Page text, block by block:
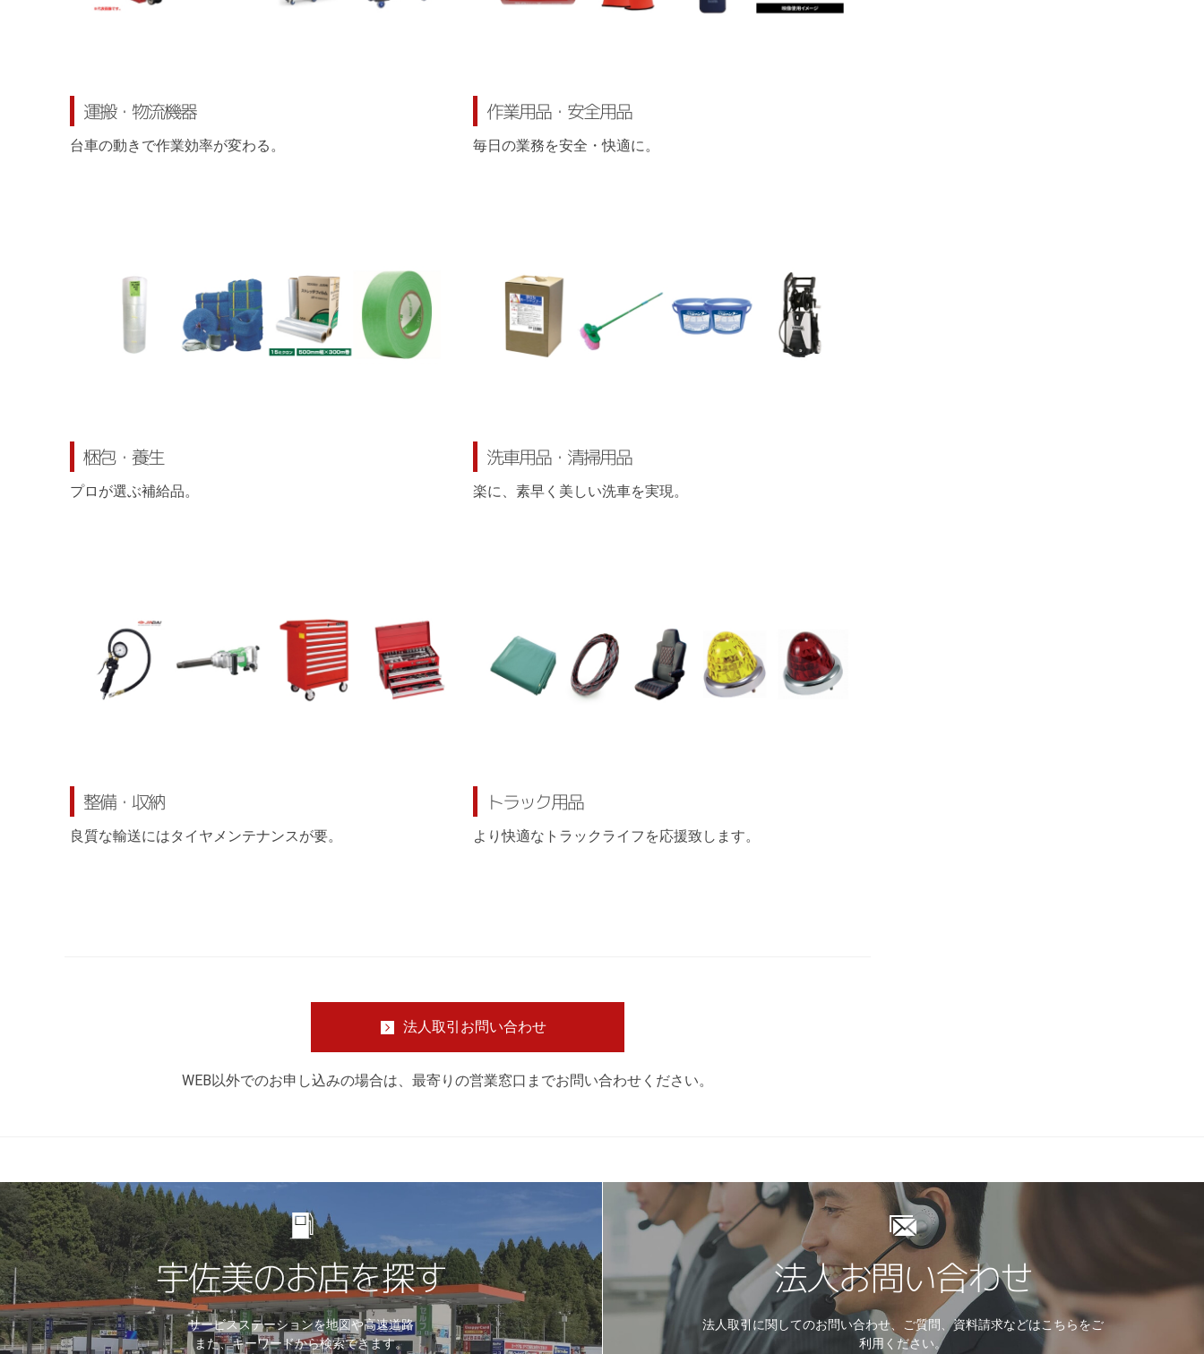
運搬・物流機器
台車の動きで作業効率が変わる。
作業用品・安全用品
毎日の業務を安全・快適に。
梱包・養生
プロが選ぶ補給品。
洗車用品・清掃用品
楽に、素早く美しい洗車を実現。
整備・収納
良質な輸送にはタイヤメンテナンスが要。
トラック用品
より快適なトラックライフを応援致します。
法人取引お問い合わせ
WEB以外でのお申し込みの場合は、最寄りの営業窓口までお問い合わせください。
宇佐美のお店を探す
サービスステーションを地図や高速道路
また、キーワードから検索できます。
法人お問い合わせ
法人取引に関してのお問い合わせ、ご質問、資料請求などはこちらをご
利用ください。